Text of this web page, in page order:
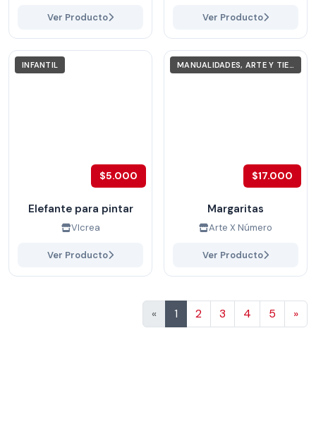
Ver Producto Ver Producto
INFANTIL
$5.000
Elefante para pintar
VIcrea
Ver Producto
MANUALIDADES, ARTE Y TIEMPO LIBRE
$17.000
Margaritas
Arte X Número
Ver Producto
« 1 2 3 4 5 »